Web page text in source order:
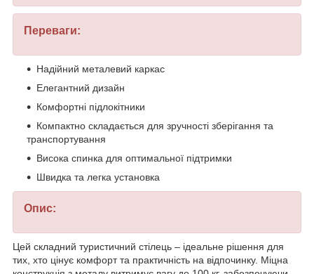
Переваги:
Надійний металевий каркас
Елегантний дизайн
Комфортні підлокітники
Компактно складається для зручності зберігання та
транспортування
Висока спинка для оптимальної підтримки
Швидка та легка установка
Опис:
Цей складний туристичний стілець – ідеальне рішення для
тих, хто цінує комфорт та практичність на відпочинку. Міцна